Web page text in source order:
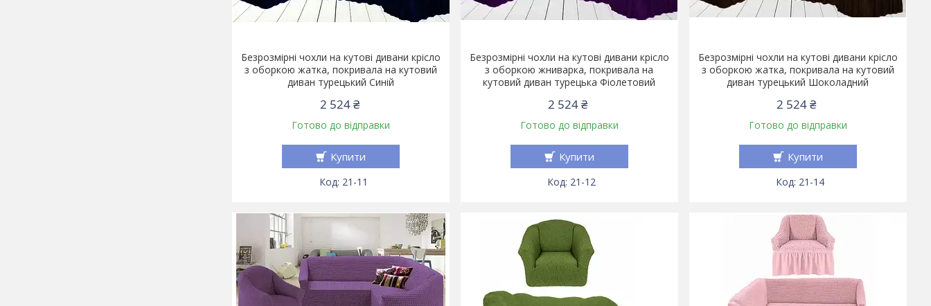
Безрозмірні чохли на кутові дивани крісло
з оборкою жатка, покривала на кутовий
диван турецький Синій
2 524 ₴
Готово до відправки
Купити
21-11
Безрозмірні чохли на кутові дивани крісло
з оборкою жниварка, покривала на
кутовий диван турецька Фіолетовий
2 524 ₴
Готово до відправки
Купити
21-12
Безрозмірні чохли на кутові дивани крісло
з оборкою жатка, покривала на кутовий
диван турецький Шоколадний
2 524 ₴
Готово до відправки
Купити
21-14